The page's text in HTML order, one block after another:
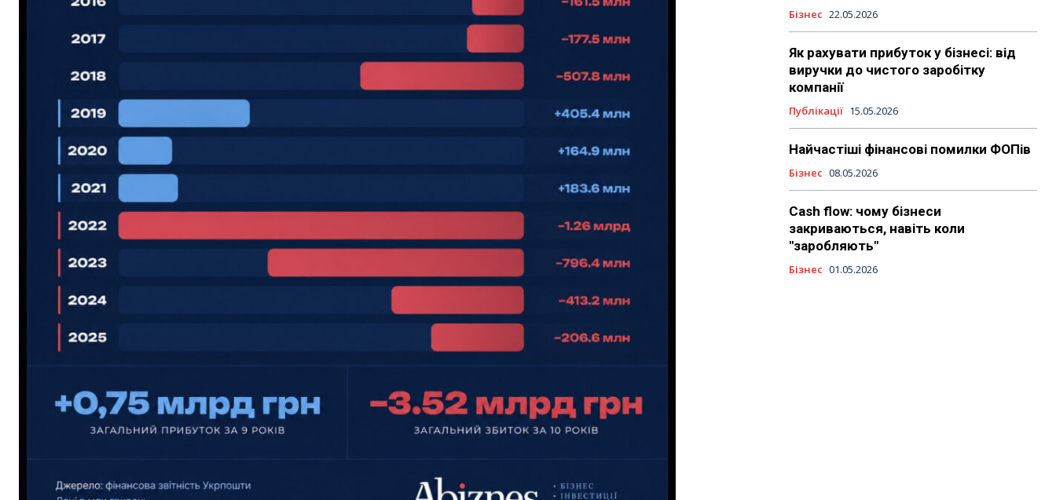
Бізнес 22.05.2026
Як рахувати прибуток у бізнесі: від
виручки до чистого заробітку
компанії
Публікації 15.05.2026
Найчастіші фінансові помилки ФОПів
Бізнес 08.05.2026
Cash flow: чому бізнеси
закриваються, навіть коли
"заробляють"
Бізнес 01.05.2026